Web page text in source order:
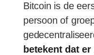
Bitcoin is de
persoon of
betekent dat